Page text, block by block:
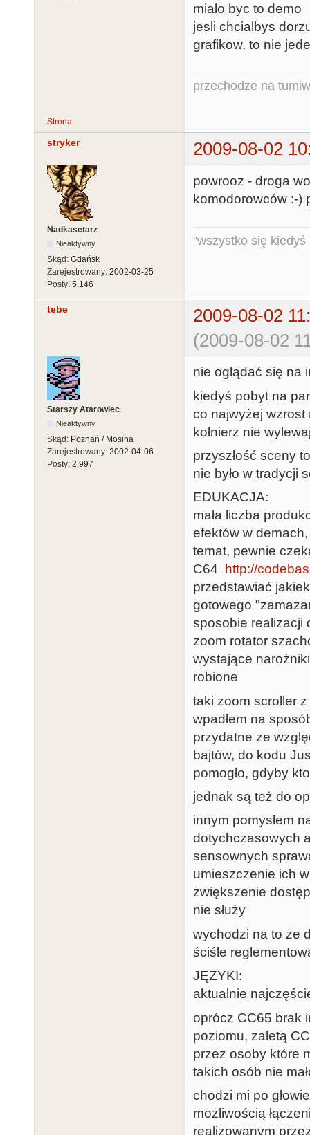
mialo byc to demo
jesli chcialbys
grafikow, to nie
przechodze na
Strona
stryker 2009-08-02
Nadkasetarz
Nieaktywny
Skąd: Gdańsk
Zarejestrowany: 2002-03-25
Posty: 5,146
powrooz - droga
komodorowców :-)
"wszystko się kiedyś
tebe
2009-08-02
(2009-08-02
Starszy Atarowiec
Nieaktywny
Skąd: Poznań / Mosina
Zarejestrowany: 2002-04-06
Posty: 2,997
nie oglądać się na
kiedyś pobyt na
co najwyżej
kołnierz nie
przyszłość sceny
nie było w tradycji
EDUKACJA:
mała liczba
efektów w
temat, pewnie
C64
http://
przedstawiać
gotowego
sposobie realizacji
zoom rotator
wystające
robione
taki zoom scroller
wpadłem na
przydatne ze
bajtów, do kodu
pomogło, gdyby
jednak są też do
innym pomysłem
dotychczasowych
sensownych
umieszczenie ich
zwiększenie
nie służy
wychodzi na to że
ściśle
JĘZYKI:
aktualnie
oprócz CC65 brak
poziomu, zaletą
przez osoby które
takich osób nie
chodzi mi po
możliwością
realizowanym